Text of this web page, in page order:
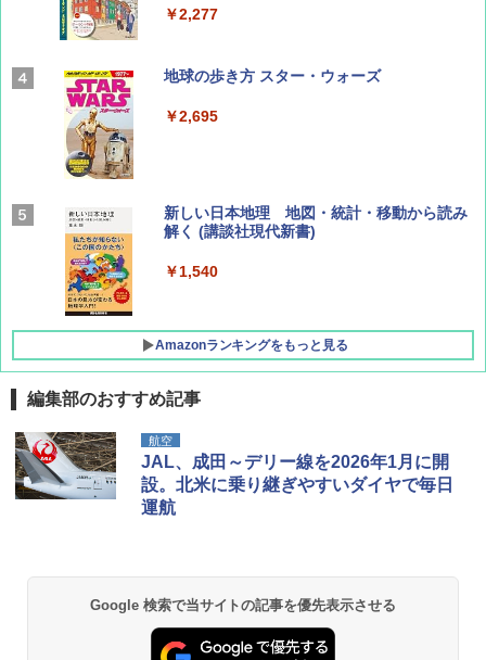
AIRLINE（エアライン）2026年9月号【特
BE-PAL(ビ-パル) 2026年 9 月号【特別付録:
SOTO ミニマル"旅"財布 ランダム2種】
￥1,500
￥2,277
地球の歩き方 スター・ウォーズ
￥2,695
新しい日本地理 地図・統計・移動から読み
解く (講談社現代新書)
￥1,540
Amazonランキングをもっと見る
[キャンパーズコレクション 山善] ポップアッ
プテント 傘みたいに広げて畳める パッとサ
ッとサンシェード キューブ フルクローズ メ
ッシュ 簡単設置 ワンタッチテント キャンプ
&ハイキング カーキ PATC-150(KH)
PYKES PEAK (パイクスピーク) 着替えテン
ト プライバシー テント 【中が透けない】 1
人用 折りたたみ 防災グッズ 災害用トイレ ビ
BUNDOK(バンドック)ソロ ドーム 1 EX BDK
-08EX カーキ ソロキャンプ ポリエステル フ
レーム テント
￥14,800
GRANDOOR ステンレス保冷剤 2個セット 2
コンパクト 保冷力長持ち
￥2,980
編集部のおすすめ記事
航空
JAL、成田～デリー線を2026年1月に開
設。北米に乗り継ぎやすいダイヤで毎日
運航
Google 検索で当サイトの記事を優先表示させる